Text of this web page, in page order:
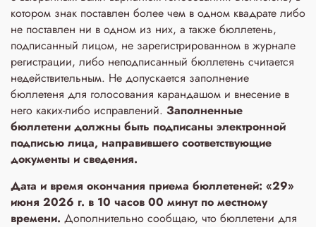
котором знак поставлен более чем в одном квадрате либо
не поставлен ни в одном из них, а также бюллетень,
подписанный лицом, не зарегистрированном в журнале
регистрации, либо неподписанный бюллетень считается
недействительным. Не допускается заполнение
бюллетеня для голосования карандашом и внесение в
него каких-либо исправлений. Заполненные
бюллетени должны быть подписаны электронной
подписью лица, направившего соответствующие
документы и сведения.
Дата и время окончания приема бюллетеней: «29»
июня 2026 г. в 10 часов 00 минут по местному
времени. Дополнительно сообщаю, что бюллетени для